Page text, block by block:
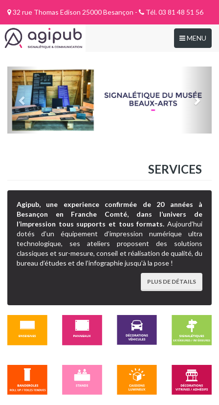
32 rue Thomas Edison 25000 Besançon - Tél. 03 81 48 51 56
Toggle
navigation
MENU
SERVICES
Agipub, une experience confirmée de 20 années à
Besançon en Franche Comté, dans l’univers de
l’impression tous supports et tous formats. Aujourd’hui
dotés d’un équipement d’impression numérique ultra
technologique, ses ateliers proposent des solutions
classiques et sur-mesure, conseil et réalisation de qualité, du
bureau d’études et de l’infographie jusqu’à la pose !
PLUS DE DÉTAILS